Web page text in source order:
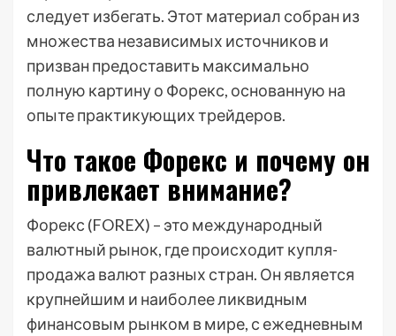
следует избегать. Этот материал собран из
множества независимых источников и
призван предоставить максимально
полную картину о Форекс, основанную на
опыте практикующих трейдеров.
Что такое Форекс и почему он
привлекает внимание?
Форекс (FOREX) – это международный
валютный рынок, где происходит купля-
продажа валют разных стран. Он является
крупнейшим и наиболее ликвидным
финансовым рынком в мире, с ежедневным